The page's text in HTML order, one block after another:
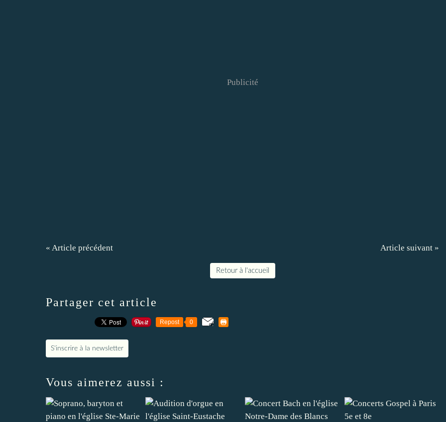
Publicité
« Article précédent Article suivant »
Retour à l'accueil
Partager cet article
Repost 0
S'inscrire à la newsletter
Vous aimerez aussi :